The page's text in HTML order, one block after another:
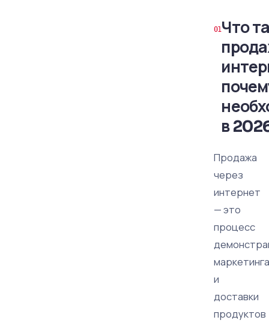
Что
в
Продажа
через
интернет
— это
процесс
маркетинга
и
доставки
продуктов